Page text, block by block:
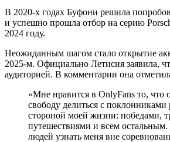
В 2020‑х годах Буфони решила
и успешно прошла отбор на серию
2024 году.
Неожиданным шагом стало открытие
2025‑м. Официально Летисия заявила,
аудиторией. В комментарии она
«Мне нравится в OnlyFans то, что
свободу делиться с поклонниками
стороной моей жизни: победами,
путешествиями и всем остальным.
людей узнать меня вне